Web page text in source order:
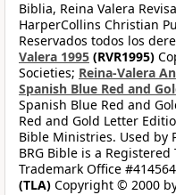
Biblia, Reina Valera
HarperCollins Christian
Reservados todos los
Valera 1995 (RVR1995)
Societies; Reina-Valera
Spanish Blue Red and
Spanish Blue Red and
Red and Gold Letter
Bible Ministries. Used by
BRG Bible is a
Trademark Office
(TLA) Copyright © 2000